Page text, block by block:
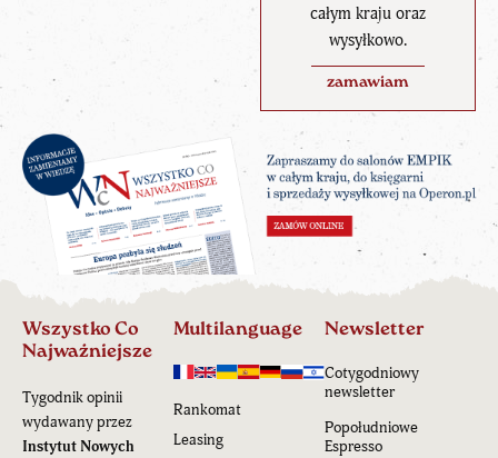
całym kraju oraz
wysyłkowo.
zamawiam
Wszystko Co
Najważniejsze
Tygodnik opinii
wydawany przez
Instytut Nowych
Multilanguage
Rankomat
Leasing
Newsletter
Cotygodniowy
newsletter
Popołudniowe
Espresso